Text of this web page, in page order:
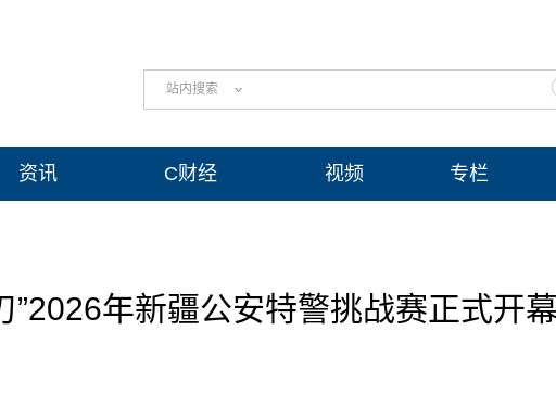
站内搜索
资讯 C财经 视频 专栏
”2026年新疆公安特警挑战赛正式开幕